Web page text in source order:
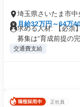
埼玉県さいたま市中
月給32万円～64万
求める人材: 【必須
募集は“育成前提の完
交通費支給
正社員